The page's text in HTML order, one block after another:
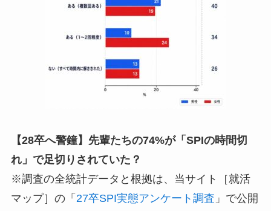
【28卒へ警鐘】先輩たちの74%が「SPIの時間切
れ」で足切りされていた？
※調査の全統計データと根拠は、当サイト［就活
マップ］の「 27卒SPI実態アンケート調査 」で公開